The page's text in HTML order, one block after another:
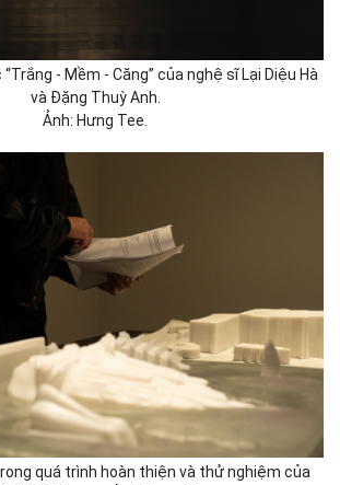
- Mềm - Căng” của nghệ sĩ Lại Diệu Hà
và Đặng Thuỳ Anh.
Ảnh: Hưng Tee.
quá trình hoàn thiện và thử nghiệm của